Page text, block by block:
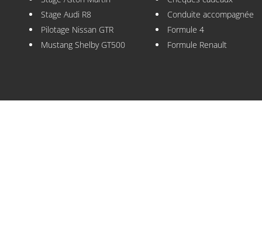
Stage Audi R8
Pilotage Nissan GTR
Mustang Shelby GT500
Conduite accompagnée
Formule 4
Formule Renault